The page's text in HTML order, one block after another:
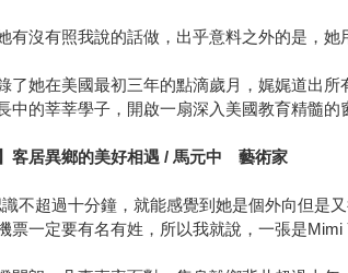
有沒有照我說的話做，出乎意料之外的是，
了她在美國最初三年的點滴歲月，娓娓道出
中的莘莘學子，開啟一扇深入美國教育精髓
】客居異鄉的美好相遇 / 馬元中 藝術家
不超過十分鐘，就能感覺到她是個外向但是
票一定要有名有姓，所以我就說，一張是